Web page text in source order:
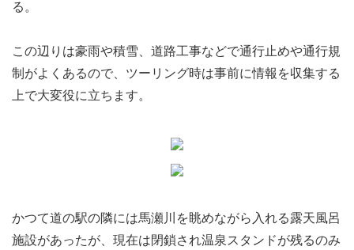
る。
この辺りは豪雨や積雪、道路工事などで通行止めや通行規
制がよくあるので、ツーリング時は事前に情報を収集する
上で大変役に立ちます。
かつて道の駅の隣には馬瀬川を眺めながら入れる露天風呂
施設があったが、現在は閉鎖され温泉スタンドが残るのみ